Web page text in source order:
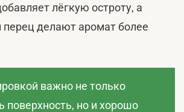
лёгкую остроту, а
перец делают аромат более
важно не только
поверхность, но и хорошо